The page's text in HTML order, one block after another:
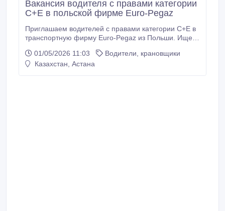
Вакансия водителя с правами категории
C+E в польской фирме Euro-Pegaz
Приглашаем водителей с правами категории C+E в
транспортную фирму Euro-Pegaz из Польши. Ищете
Присоединяйтесь к команде Europegaz и работайте
в прекрасных условиях! Заработная плата: 2700 –
01/05/2026 11:03
Водители, крановщики
Казахстан, Астана